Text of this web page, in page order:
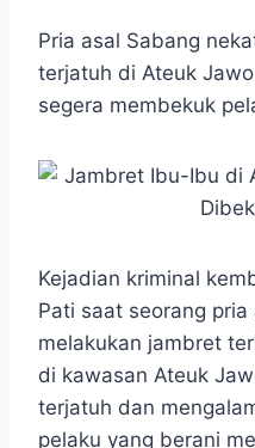
Pria asal Sabang
terjatuh di Ateuk
segera membekuk
Kejadian kriminal
Pati saat seorang
melakukan jambret
di kawasan Ateuk
terjatuh dan
pelaku yang berani